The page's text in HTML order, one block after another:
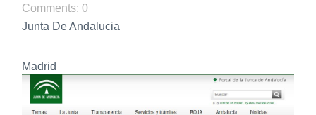
Comments:0
Junta De Andalucia
Madrid